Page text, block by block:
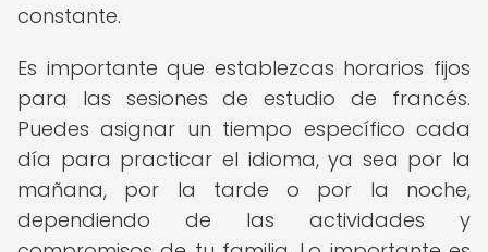
constante.
Es importante que establezcas horarios fijos
para las sesiones de estudio de francés.
Puedes asignar un tiempo específico cada
día para practicar el idioma, ya sea por la
mañana, por la tarde o por la noche,
dependiendo de las actividades y